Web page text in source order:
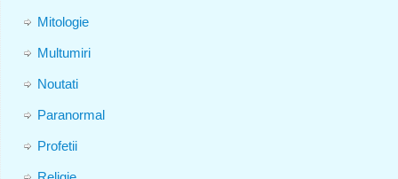
Mitologie
Multumiri
Noutati
Paranormal
Profetii